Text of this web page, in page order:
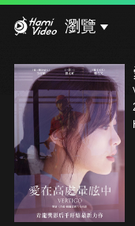
瀏覽